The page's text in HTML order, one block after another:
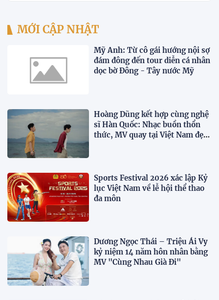
MỚI CẬP NHẬT
Mỹ Anh: Từ cô gái hướng nội sợ
đám đông đến tour diễn cá nhân
dọc bờ Đông - Tây nước Mỹ
Hoàng Dũng kết hợp cùng nghệ
sĩ Hàn Quốc: Nhạc buồn thổn
thức, MV quay tại Việt Nam đẹp
Sports Festival 2026 xác lập Kỷ
lục Việt Nam về lễ hội thể thao
đa môn
Dương Ngọc Thái – Triệu Ái Vy
kỷ niệm 14 năm hôn nhân bằng
MV "Cùng Nhau Già Đi"